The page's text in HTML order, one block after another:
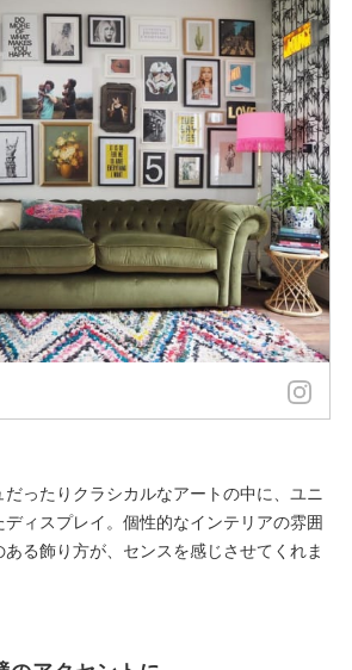
ったりクラシカルなアートの中に、ユニ
ィスプレイ。個性的なインテリアの雰囲
る飾り方が、センスを感じさせてくれま